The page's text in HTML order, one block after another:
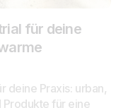
für deine
deine Praxis: urban,
Produkte für eine